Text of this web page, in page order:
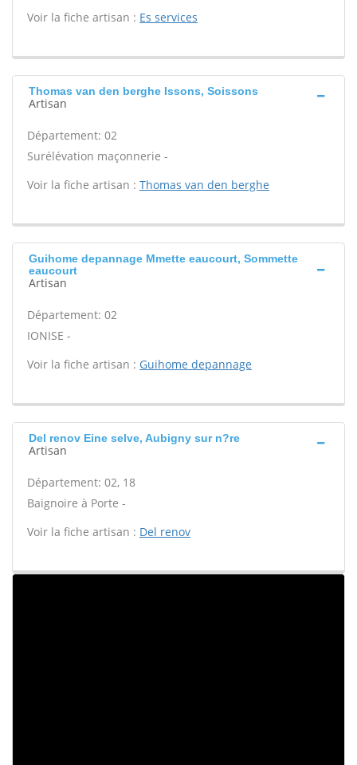
Voir la fiche artisan : Es services
Thomas van den berghe Issons, Soissons
Artisan
Département: 02
Surélévation maçonnerie -
Voir la fiche artisan : Thomas van den berghe
Guihome depannage Mmette eaucourt, Sommette
eaucourt
Artisan
Département: 02
IONISE -
Voir la fiche artisan : Guihome depannage
Del renov Eine selve, Aubigny sur n?re
Artisan
Département: 02, 18
Baignoire à Porte -
Voir la fiche artisan : Del renov